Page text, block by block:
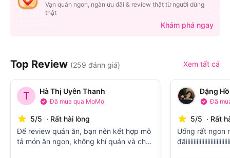
Top Review (259 đánh giá) Xem tất cả
T Hà Thị Uyên Thanh
Đã mua qua MoMo
5/5 · Rất hài lòng
Để review quán ăn, bạn nên kết hợp mô
tả món ăn ngon, không khí quán và chất
Đặng
Đã
5/5 · Rất
Uống rất ngon
Vạn quán ngon, ngàn ưu đãi & review thật từ người dùng
thật
Khám phá ngay